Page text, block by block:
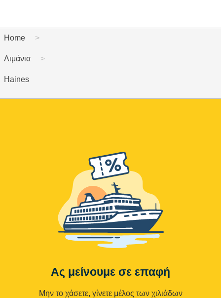
Home
Λιμάνια
Haines
Ας μείνουμε σε επαφή
Μην το χάσετε, γίνετε μέλος των χιλιάδων